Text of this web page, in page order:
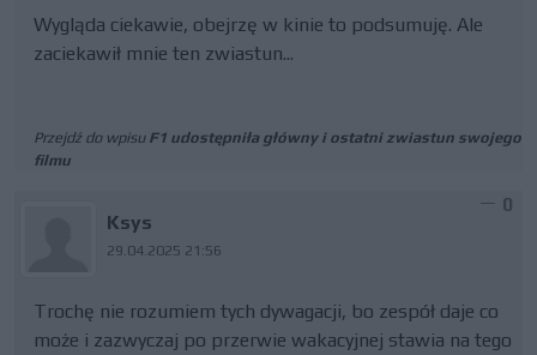
Wygląda ciekawie, obejrzę w kinie to podsumuję. Ale
zaciekawił mnie ten zwiastun...
Przejdź do wpisu F1 udostępniła główny i ostatni zwiastun swojego
filmu
Ksys
29.04.2025 21:56
0
Trochę nie rozumiem tych dywagacji, bo zespół daje co
może i zazwyczaj po przerwie wakacyjnej stawia na tego